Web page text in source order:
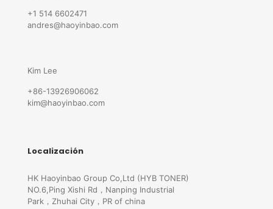
+1 514 6602471
andres@haoyinbao.com
Kim Lee
+86-13926906062
kim@haoyinbao.com
Localización
HK Haoyinbao Group Co,Ltd (HYB TONER)
NO.6,Ping Xishi Rd，Nanping Industrial
Park，Zhuhai City，PR of china